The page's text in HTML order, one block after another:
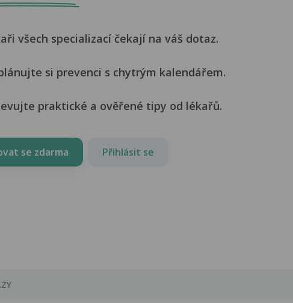
všech specializací čekají na váš dotaz.
si prevenci s chytrým kalendářem.
praktické a ověřené tipy od lékařů.
se zdarma Přihlásit se